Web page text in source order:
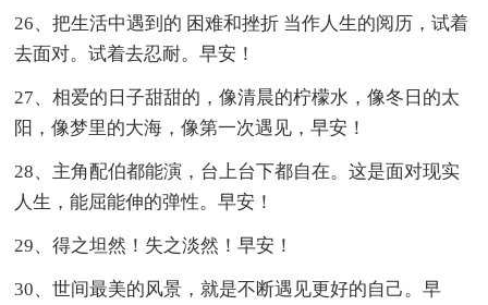
26、把生活中遇到的 困难和挫折 当作人生的阅历，试着
去面对。试着去忍耐。早安！
27、相爱的日子甜甜的，像清晨的柠檬水，像冬日的太
阳，像梦里的大海，像第一次遇见，早安！
28、主角配伯都能演，台上台下都自在。这是面对现实
人生，能屈能伸的弹性。早安！
29、得之坦然！失之淡然！早安！
30、世间最美的风景，就是不断遇见更好的自己。早